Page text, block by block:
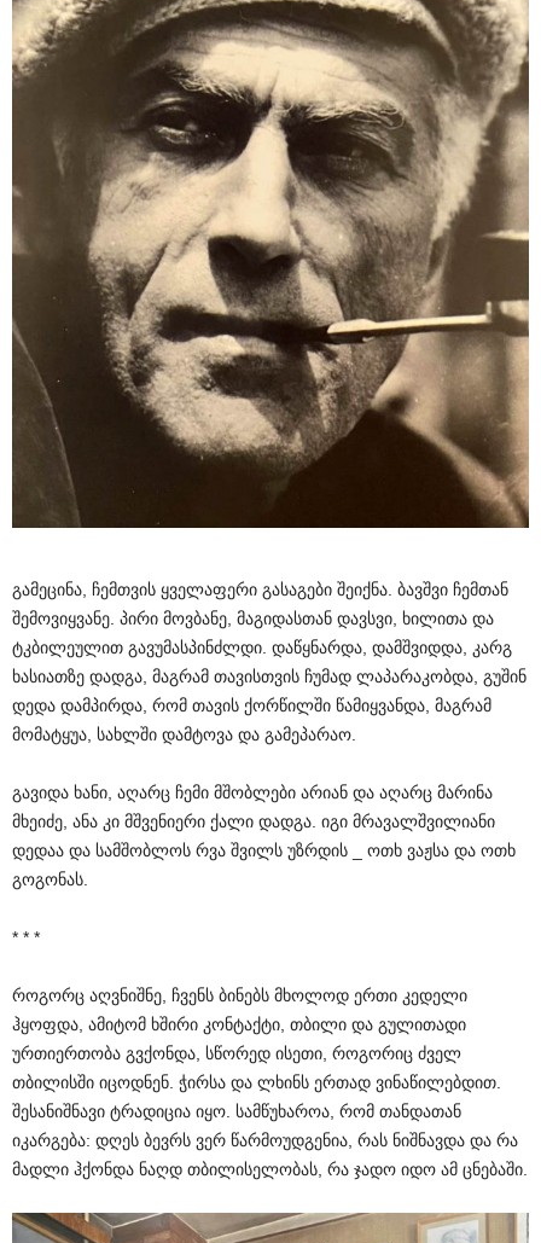
გამეცინა, ჩემთვის ყველაფერი გასაგები შეიქნა. ბავშვი ჩემთან
შემოვიყვანე. პირი მოვბანე, მაგიდასთან დავსვი, ხილითა და
ტკბილეულით გავუმასპინძლდი. დაწყნარდა, დამშვიდდა, კარგ
ხასიათზე დადგა, მაგრამ თავისთვის ჩუმად ლაპარაკობდა, გუშინ
დედა დამპირდა, რომ თავის ქორწილში წამიყვანდა, მაგრამ
მომატყუა, სახლში დამტოვა და გამეპარაო.
გავიდა ხანი, აღარც ჩემი მშობლები არიან და აღარც მარინა
მხეიძე, ანა კი მშვენიერი ქალი დადგა. იგი მრავალშვილიანი
დედაა და სამშობლოს რვა შვილს უზრდის _ ოთხ ვაჟსა და ოთხ
გოგონას.
* * *
როგორც აღვნიშნე, ჩვენს ბინებს მხოლოდ ერთი კედელი
ჰყოფდა, ამიტომ ხშირი კონტაქტი, თბილი და გულითადი
ურთიერთობა გვქონდა, სწორედ ისეთი, როგორიც ძველ
თბილისში იცოდნენ. ჭირსა და ლხინს ერთად ვინაწილებდით.
შესანიშნავი ტრადიცია იყო. სამწუხაროა, რომ თანდათან
იკარგება: დღეს ბევრს ვერ წარმოუდგენია, რას ნიშნავდა და რა
მადლი ჰქონდა ნაღდ თბილისელობას, რა ჯადო იდო ამ ცნებაში.